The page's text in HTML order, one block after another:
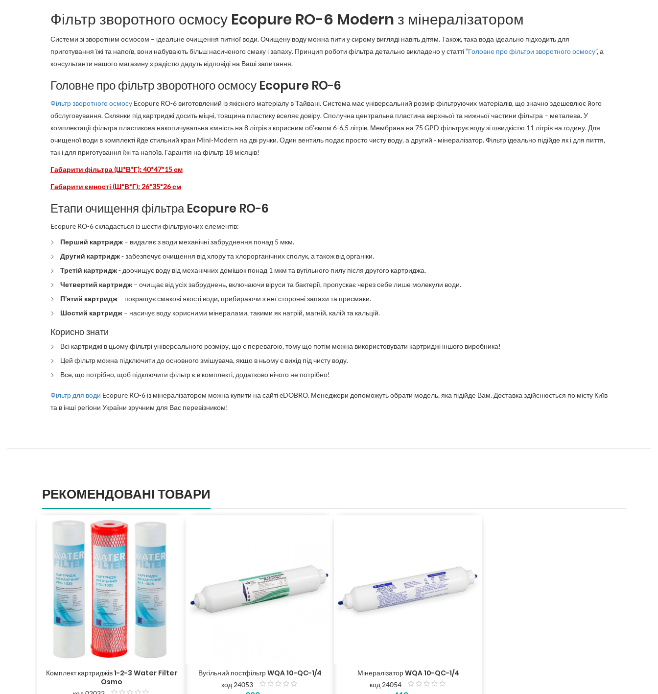
Фільтр зворотного осмосу Ecopure RO-6 Modern з мінералізатором
Системи зі зворотним осмосом – ідеальне очищення питної води. Очищену воду можна пити у сирому вигляді навіть дітям. Також, така вода ідеально підходить для
приготування їжі та напоїв, вони набувають більш насиченого смаку і запаху. Принцип роботи фільтра детально викладено у статті “Головне про фільтри зворотного осмосу”, а
консультанти нашого магазину з радістю дадуть відповіді на Ваші запитання.
Головне про фільтр зворотного осмосу Ecopure RO-6
Фільтр зворотного осмосу Ecopure RO-6 виготовлений із якісного матеріалу в Тайвані. Система має універсальний розмір фільтруючих матеріалів, що значно здешевлює його
обслуговування. Склянки під картриджі досить міцні, товщина пластику вселяє довіру. Сполучна центральна пластина верхньої та нижньої частини фільтра – металева. У
комплектації фільтра пластикова накопичувальна ємність на 8 літрів з корисним об'ємом 6-6,5 літрів. Мембрана на 75 GPD фільтрує воду зі швидкістю 11 літрів на годину. Для
очищеної води в комплекті йде стильний кран Mini-Modern на дві ручки. Один вентиль подає просто чисту воду, а другий - мінералізатор. Фільтр ідеально підійде як і для пиття,
так і для приготування їжі та напоїв. Гарантія на фільтр 18 місяців!
Габарити фільтра (Ш*В*Г): 40*47*15 см
Габарити ємності (Ш*В*Г): 26*35*26 см
Етапи очищення фільтра Ecopure RO-6
Ecopure RO-6 складається із шести фільтруючих елементів:
Перший картридж – видаляє з води механічні забруднення понад 5 мкм.
Другий картридж- забезпечує очищення від хлору та хлорорганічних сполук, а також від органіки.
Третій картридж- доочищує воду від механічних домішок понад 1 мкм та вугільного пилу після другого картриджа.
Четвертий картридж – очищає від усіх забруднень, включаючи віруси та бактерії, пропускає через себе лише молекули води.
П'ятий картридж – покращує смакові якості води, прибираючи з неї сторонні запахи та присмаки.
Шостий картридж – насичує воду корисними мінералами, такими як натрій, магній, калій та кальцій.
Корисно знати
Всі картриджі в цьому фільтрі універсального розміру, що є перевагою, тому що потім можна використовувати картриджі іншого виробника!
Цей фільтр можна підключити до основного змішувача, якщо в ньому є вихід під чисту воду.
Все, що потрібно, щоб підключити фільтр є в комплекті, додатково нічого не потрібно!
Фільтр для води Ecopure RO-6 із мінералізатором можна купити на сайті eDOBRO. Менеджери допоможуть обрати модель, яка підійде Вам. Доставка здійснюється по місту Київ
та в інші регіони України зручним для Вас перевізником!
РЕКОМЕНДОВАНІ ТОВАРИ
Комплект картриджів 1-2-3 Water Filter
Osmo
Вугільний постфільтр WQA 10-QC-1/4
код 24053
Мінералізатор WQA 10-QC-1/4
код 24054